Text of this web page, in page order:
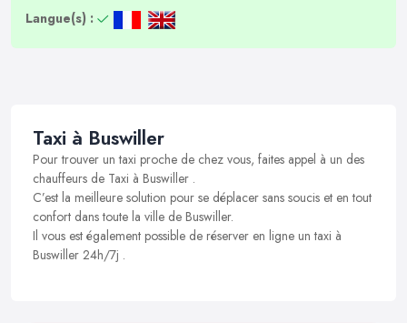
Langue(s) :
Taxi à Buswiller
Pour trouver un taxi proche de chez vous, faites appel à un des
chauffeurs de Taxi à Buswiller .
C’est la meilleure solution pour se déplacer sans soucis et en tout
confort dans toute la ville de Buswiller.
Il vous est également possible de réserver en ligne un taxi à
Buswiller 24h/7j .